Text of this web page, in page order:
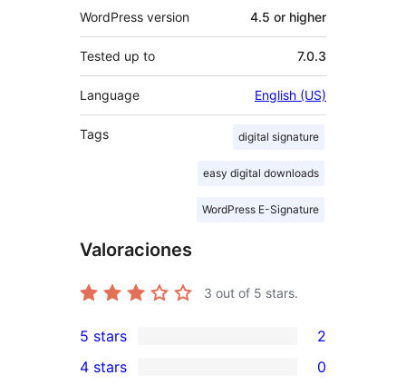
WordPress version 4.5 or higher
Tested up to 7.0.3
Language English (US)
Tags digital signature
easy digital downloads
WordPress E-Signature
Valoraciones
3 out of 5 stars.
2
5-
5 stars 2
4 stars 0